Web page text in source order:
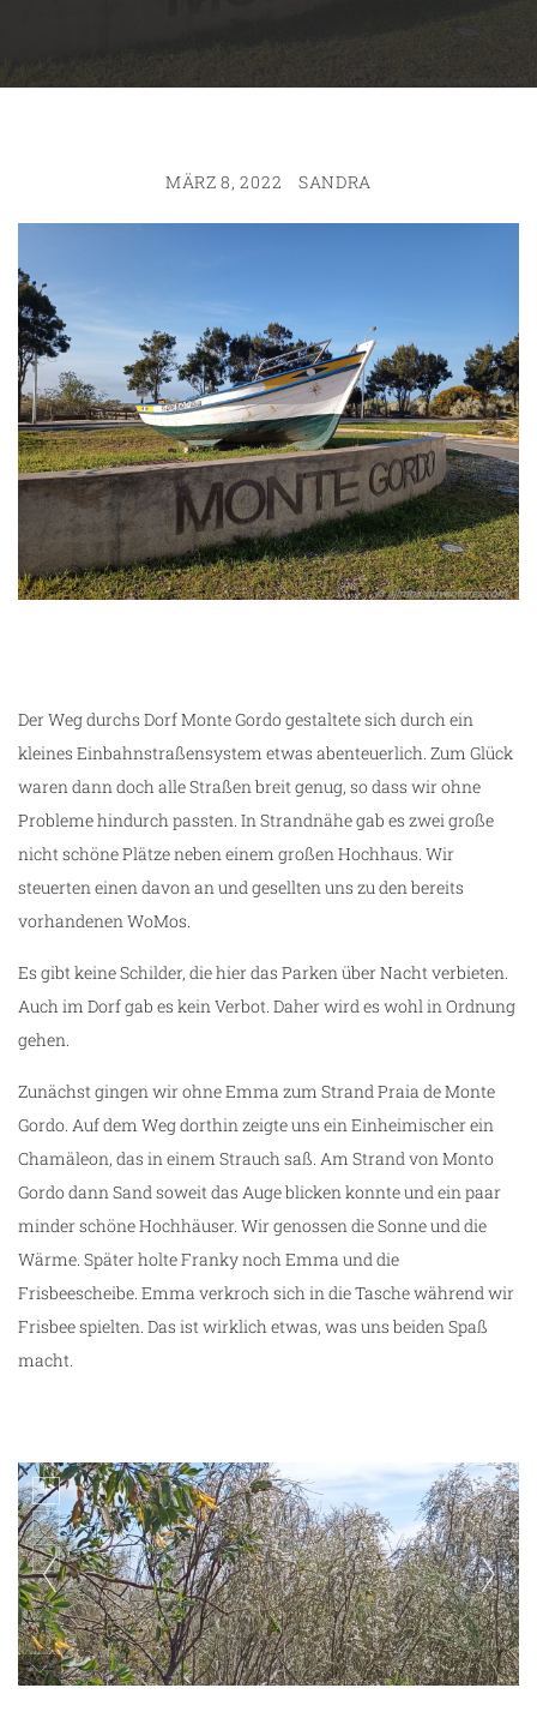
MÄRZ 8, 2022 SANDRA
Der Weg durchs Dorf Monte Gordo gestaltete sich durch ein
kleines Einbahnstraßensystem etwas abenteuerlich. Zum Glück
waren dann doch alle Straßen breit genug, so dass wir ohne
Probleme hindurch passten. In Strandnähe gab es zwei große
nicht schöne Plätze neben einem großen Hochhaus. Wir
steuerten einen davon an und gesellten uns zu den bereits
vorhandenen WoMos.
Es gibt keine Schilder, die hier das Parken über Nacht verbieten.
Auch im Dorf gab es kein Verbot. Daher wird es wohl in Ordnung
gehen.
Zunächst gingen wir ohne Emma zum Strand Praia de Monte
Gordo. Auf dem Weg dorthin zeigte uns ein Einheimischer ein
Chamäleon, das in einem Strauch saß. Am Strand von Monto
Gordo dann Sand soweit das Auge blicken konnte und ein paar
minder schöne Hochhäuser. Wir genossen die Sonne und die
Wärme. Später holte Franky noch Emma und die
Frisbeescheibe. Emma verkroch sich in die Tasche während wir
Frisbee spielten. Das ist wirklich etwas, was uns beiden Spaß
macht.